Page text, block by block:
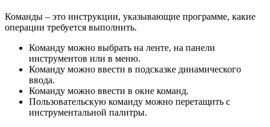
Команды – это инструкции, указывающие программе, какие
операции требуется выполнить.
Команду можно выбрать на ленте, на панели
инструментов или в меню.
Команду можно ввести в подсказке динамического
ввода.
Команду можно ввести в окне команд.
Пользовательскую команду можно перетащить с
инструментальной палитры.